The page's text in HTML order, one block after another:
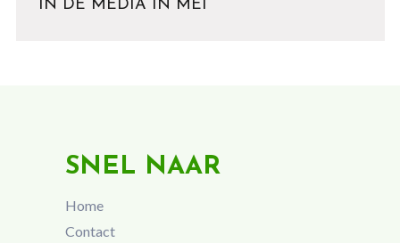
IN DE MEDIA IN MEI
SNEL NAAR
Home
Contact